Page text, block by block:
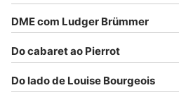
DME com Ludger Brümmer
Do cabaret ao Pierrot
Do lado de Louise Bourgeois